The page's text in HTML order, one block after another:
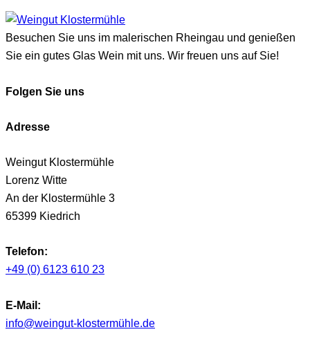
Besuchen Sie uns im malerischen Rheingau und genießen
Sie ein gutes Glas Wein mit uns. Wir freuen uns auf Sie!
Folgen Sie uns
Adresse
Weingut Klostermühle
Lorenz Witte
An der Klostermühle 3
65399 Kiedrich
Telefon:
+49 (0) 6123 610 23
E-Mail:
info@weingut-klostermühle.de